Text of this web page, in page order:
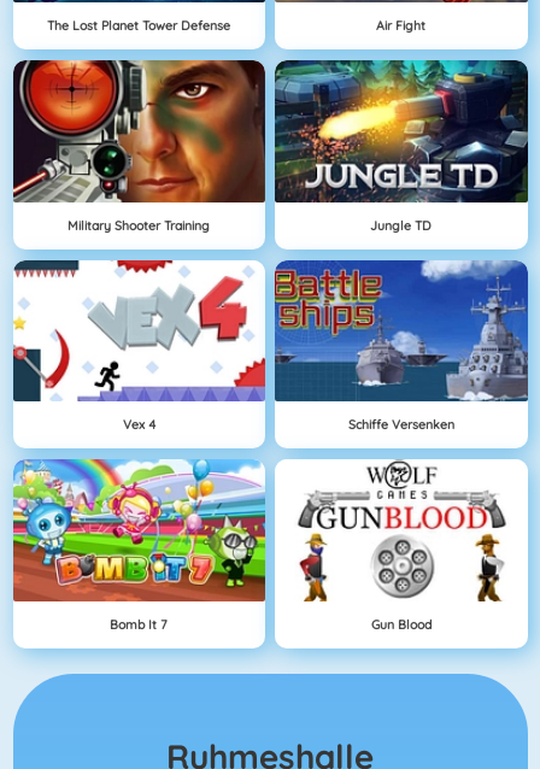
The Lost Planet Tower Defense Air Fight
Military Shooter Training Jungle TD
Vex 4 Schiffe Versenken
Bomb It 7 Gun Blood
Ruhmeshalle